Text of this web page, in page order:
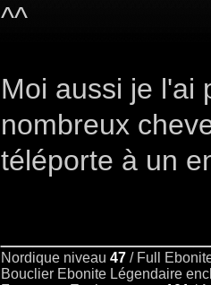
^^
Moi aussi je l'ai
nombreux
téléporte à un
Nordique niveau 47 / Full
Bouclier Ebonite Légendaire